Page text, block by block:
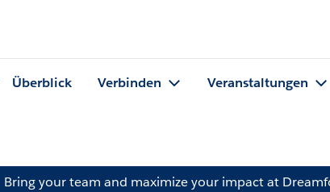
Überblick Verbinden Veranstaltungen
Bring your team and maximize your impact at